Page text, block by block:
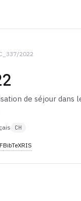
2022
de séjour dans
CH
BibTeXRIS